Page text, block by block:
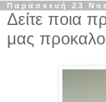
Παρασκευή 23
Δείτε ποια
μας